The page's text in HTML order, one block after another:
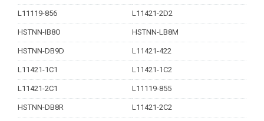
L11119-856 L11421-2D2
HSTNN-IB8O HSTNN-LB8M
HSTNN-DB9D L11421-422
L11421-1C1 L11421-1C2
L11421-2C1 L11119-855
HSTNN-DB8R L11421-2C2